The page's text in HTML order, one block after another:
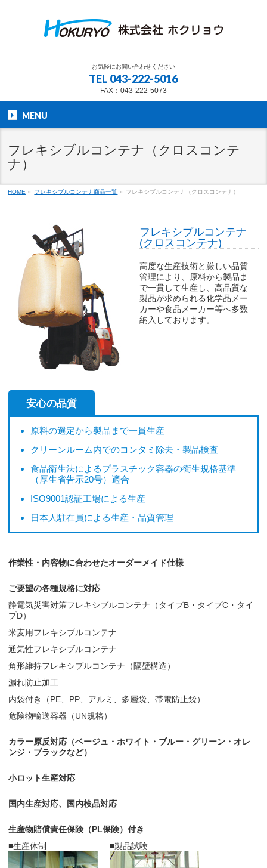
お気軽にお問い合わせください
TEL 043-222-5016
FAX：043-222-5073
MENU
フレキシブルコンテナ（クロスコンテ
ナ）
HOME » フレキシブルコンテナ商品一覧 » フレキシブルコンテナ（クロスコンテナ）
フレキシブルコンテナ
(クロスコンテナ)
高度な生産技術と厳しい品質
管理により、原料から製品ま
で一貫して生産し、高品質な
製品が求められる化学品メー
カーや食品メーカー等へ多数
納入しております。
安心の品質
原料の選定から製品まで一貫生産
クリーンルーム内でのコンタミ除去・製品検査
食品衛生法によるプラスチック容器の衛生規格基準
（厚生省告示20号）適合
ISO9001認証工場による生産
日本人駐在員による生産・品質管理
作業性・内容物に合わせたオーダーメイド仕様
ご要望の各種規格に対応
静電気災害対策フレキシブルコンテナ（タイプB・タイプC・タイ
プD）
米麦用フレキシブルコンテナ
通気性フレキシブルコンテナ
角形維持フレキシブルコンテナ（隔壁構造）
漏れ防止加工
内袋付き（PE、PP、アルミ、多層袋、帯電防止袋）
危険物輸送容器（UN規格）
カラー原反対応（ベージュ・ホワイト・ブルー・グリーン・オレ
ンジ・ブラックなど）
小ロット生産対応
国内生産対応、国内検品対応
生産物賠償責任保険（PL保険）付き
■生産体制
■製品試験